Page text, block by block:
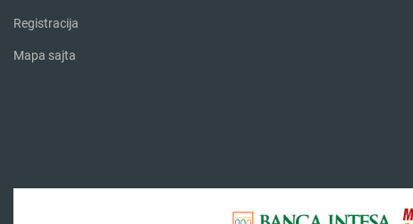
Registracija
Mapa sajta